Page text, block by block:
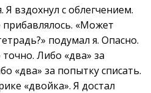
вздохнул с облегчением.
«Может
подумал я. Опасно.
Либо «два» за
«два» за попытку списать.
«двойка». Я достал